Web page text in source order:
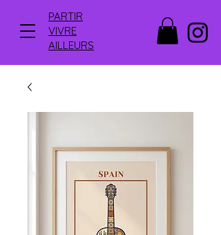
PARTIR
VIVRE
AILLEURS